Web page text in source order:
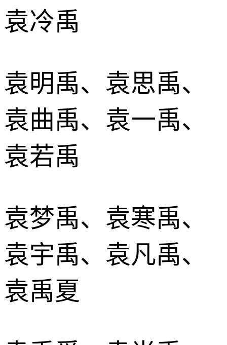
袁冷禹
袁明禹、袁思禹、
袁曲禹、袁一禹、
袁若禹
袁梦禹、袁寒禹、
袁宇禹、袁凡禹、
袁禹夏